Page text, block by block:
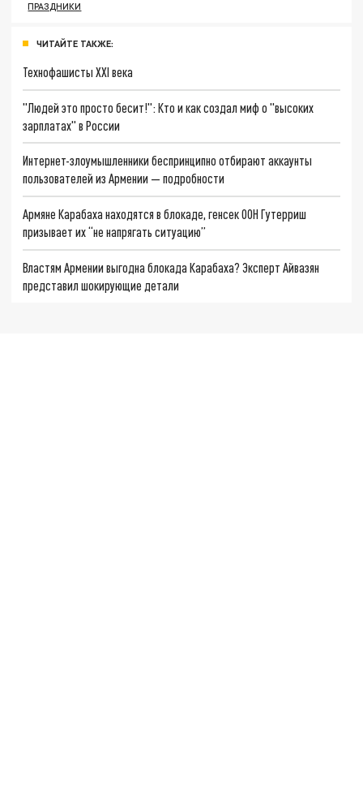
ПРАЗДНИКИ
ЧИТАЙТЕ ТАКЖЕ:
Технофашисты XXI века
"Людей это просто бесит!": Кто и как создал миф о "высоких
зарплатах" в России
Интернет-злоумышленники беспринципно отбирают аккаунты
пользователей из Армении — подробности
Армяне Карабаха находятся в блокаде, генсек ООН Гутерриш
призывает их “не напрягать ситуацию”
Властям Армении выгодна блокада Карабаха? Эксперт Айвазян
представил шокирующие детали